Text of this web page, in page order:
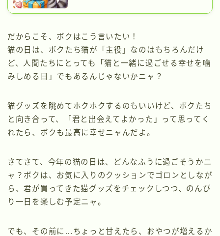
だからこそ、ボクはこう言いたい！
猫の日は、ボクたち猫が「主役」なのはもちろんだけ
ど、人間たちにとっても「猫と一緒に過ごせる幸せを噛
みしめる日」でもあるんじゃないかニャ？
猫グッズを眺めてホクホクするのもいいけど、ボクたち
と向き合って、「君と出会えてよかった」って思ってく
れたら、ボクも最高に幸せニャんだよ。
さてさて、今年の猫の日は、どんなふうに過ごそうかニ
ャ？ボクは、お気に入りのクッションでゴロンとしなが
ら、君が買ってきた猫グッズをチェックしつつ、のんび
り一日を楽しむ予定ニャ。
でも、その前に…ちょっと甘えたら、おやつが増えるか